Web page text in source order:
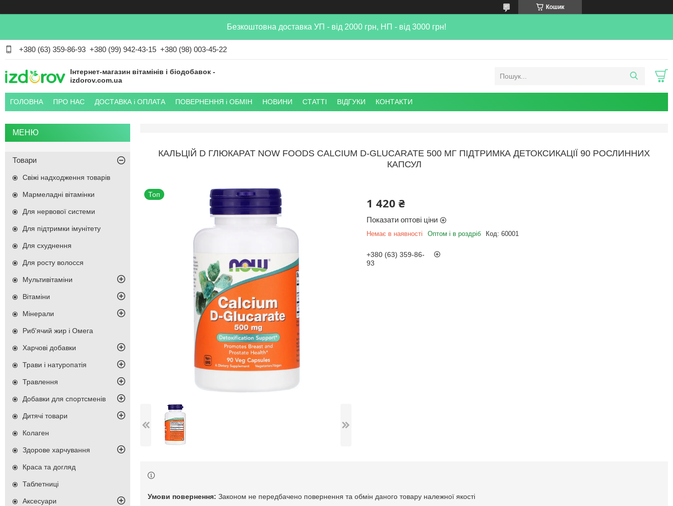
Кошик
Безкоштовна доставка УП - від 2000 грн, НП - від 3000 грн!
+380 (63) 359-86-93 +380 (99) 942-43-15 +380 (98) 003-45-22
Інтернет-магазин вітамінів і біодобавок -
izdorov.com.ua
ГОЛОВНА ПРО НАС ДОСТАВКА і ОПЛАТА ПОВЕРНЕННЯ і ОБМІН НОВИНИ СТАТТІ ВІДГУКИ КОНТАКТИ
КАЛЬЦІЙ D ГЛЮКАРАТ NOW FOODS CALCIUM D-GLUCARATE 500 МГ ПІДТРИМКА ДЕТОКСИКАЦІЇ 90 РОСЛИННИХ
КАПСУЛ
Топ
1 420 ₴
Показати оптові ціни
Немає в наявності Оптом і в роздріб Код: 60001
+380 (63) 359-86-
93
Законом не передбачено повернення та обмін даного товару належної якості
Товари
Свіжі надходження товарів
Мармеладні вітамінки
Для нервової системи
Для підтримки імунітету
Для схуднення
Для росту волосся
Мультивітаміни
Вітаміни
Мінерали
Риб'ячий жир і Омега
Харчові добавки
Трави і натуропатія
Травлення
Добавки для спортсменів
Дитячі товари
Колаген
Здорове харчування
Краса та догляд
Таблетниці
Аксесуари